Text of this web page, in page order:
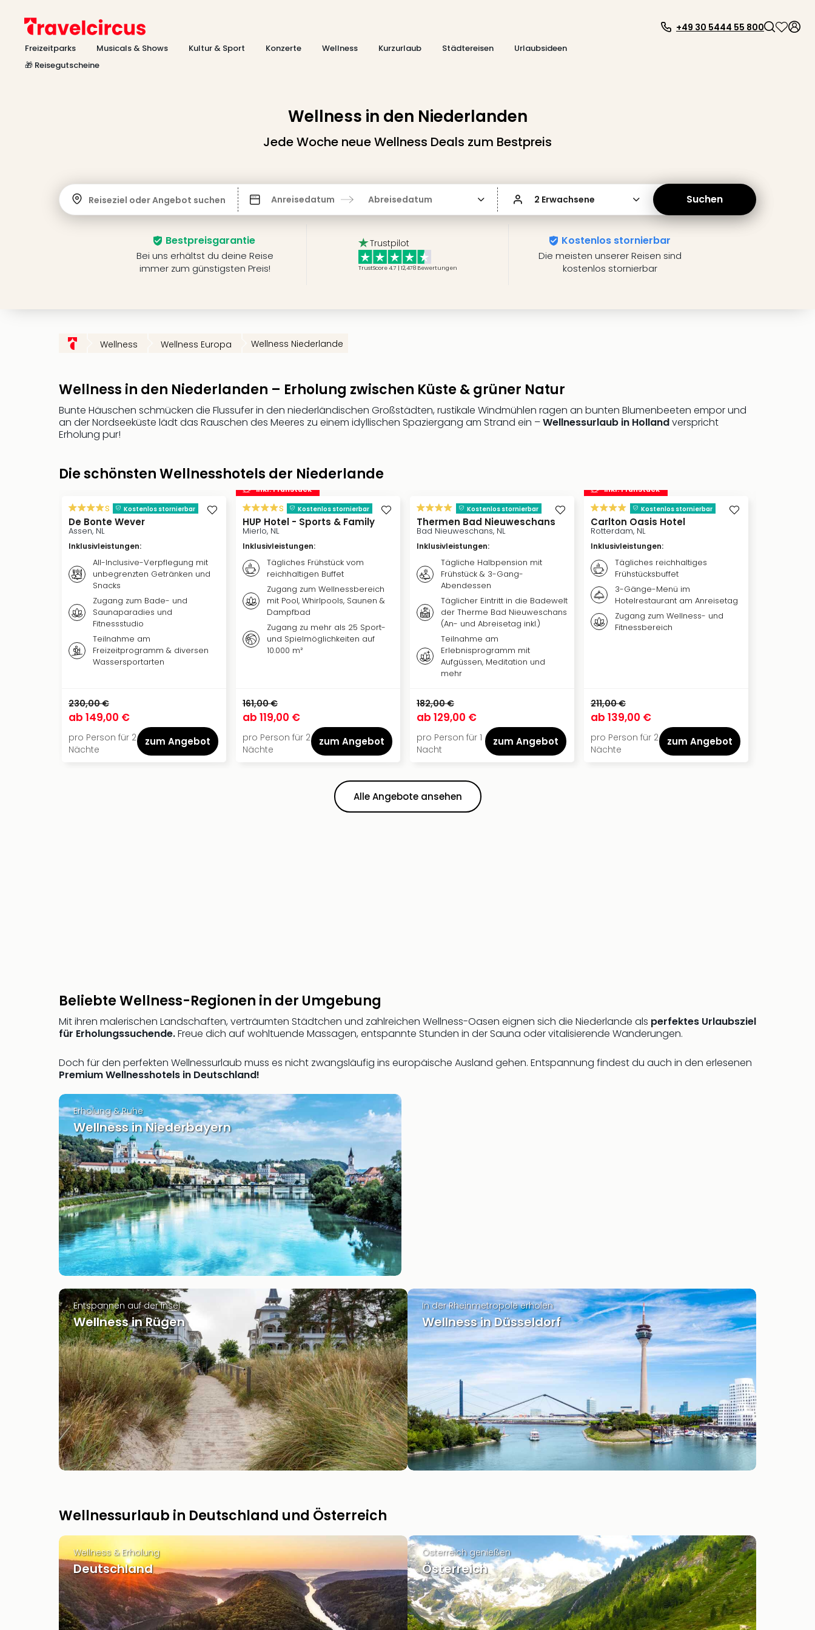
Freizeitparks Musicals & Shows Kultur & Sport Konzerte Wellness Kurzurlaub Städtereisen
Urlaubsideen
🎁 Reisegutscheine
+49 30 5444 55 800
Wellness in den Niederlanden
Jede Woche neue Wellness Deals zum Bestpreis
Reiseziel oder Angebot suchen Anreisedatum Abreisedatum 2 Erwachsene Suchen
Bestpreisgarantie
Bei uns erhältst du deine Reise
immer zum günstigsten Preis!
Trustpilot
TrustScore 4.7 | 12,478 Bewertungen
Kostenlos stornierbar
Die meisten unserer Reisen sind
kostenlos stornierbar
Wellness Wellness Europa Wellness Niederlande
Wellness in den Niederlanden – Erholung zwischen Küste & grüner Natur
Bunte Häuschen schmücken die Flussufer in den niederländischen Großstädten, rustikale Windmühlen ragen an bunten Blumenbeeten empor und
an der Nordseeküste lädt das Rauschen des Meeres zu einem idyllischen Spaziergang am Strand ein –Wellnessurlaub in Hollandverspricht
Erholung pur!
Die schönsten Wellnesshotels der Niederlande
s Kostenlos stornierbar
De Bonte Wever
Assen, NL
Inklusivleistungen:
All-Inclusive-Verpflegung mit
unbegrenzten Getränken und
Snacks
Zugang zum Bade- und
Saunaparadies und
Fitnessstudio
Teilnahme am
Freizeitprogramm & diversen
Wassersportarten
230,00 €
ab 149,00 €
pro Person für 2
Nächte
zum Angebot
inkl. Frühstück
s Kostenlos stornierbar
HUP Hotel - Sports & Family
Mierlo, NL
Inklusivleistungen:
Tägliches Frühstück vom
reichhaltigen Buffet
Zugang zum Wellnessbereich
mit Pool, Whirlpools, Saunen &
Dampfbad
Zugang zu mehr als 25 Sport-
und Spielmöglichkeiten auf
10.000 m²
161,00 €
ab 119,00 €
pro Person für 2
Nächte
zum Angebot
Kostenlos stornierbar
Thermen Bad Nieuweschans
Bad Nieuweschans, NL
Inklusivleistungen:
Tägliche Halbpension mit
Frühstück & 3-Gang-
Abendessen
Täglicher Eintritt in die Badewelt
der Therme Bad Nieuweschans
(An- und Abreisetag inkl.)
Teilnahme am
Erlebnisprogramm mit
Aufgüssen, Meditation und
mehr
182,00 €
ab 129,00 €
pro Person für 1
Nacht
zum Angebot
inkl. Frühstück
Kostenlos stornierbar
Carlton Oasis Hotel
Rotterdam, NL
Inklusivleistungen:
Tägliches reichhaltiges
Frühstücksbuffet
3-Gänge-Menü im
Hotelrestaurant am Anreisetag
Zugang zum Wellness- und
Fitnessbereich
211,00 €
ab 139,00 €
pro Person für 2
Nächte
zum Angebot
Alle Angebote ansehen
Beliebte Wellness-Regionen in der Umgebung
Mit ihren malerischen Landschaften, verträumten Städtchen und zahlreichen Wellness-Oasen eignen sich die Niederlande als perfektes Urlaubsziel
für Erholungssuchende.Freue dich auf wohltuende Massagen, entspannte Stunden in der Sauna oder vitalisierende Wanderungen.
Doch für den perfekten Wellnessurlaub muss es nicht zwangsläufig ins europäische Ausland gehen. Entspannung findest du auch in den erlesenen
Premium Wellnesshotels in Deutschland!
Erholung & Ruhe
Wellness in Niederbayern
Entspannen auf der Insel
Wellness in Rügen
In der Rheinmetropole erholen
Wellness in Düsseldorf
Wellnessurlaub in Deutschland und Österreich
Wellness & Erholung
Deutschland
Österreich genießen
Österreich